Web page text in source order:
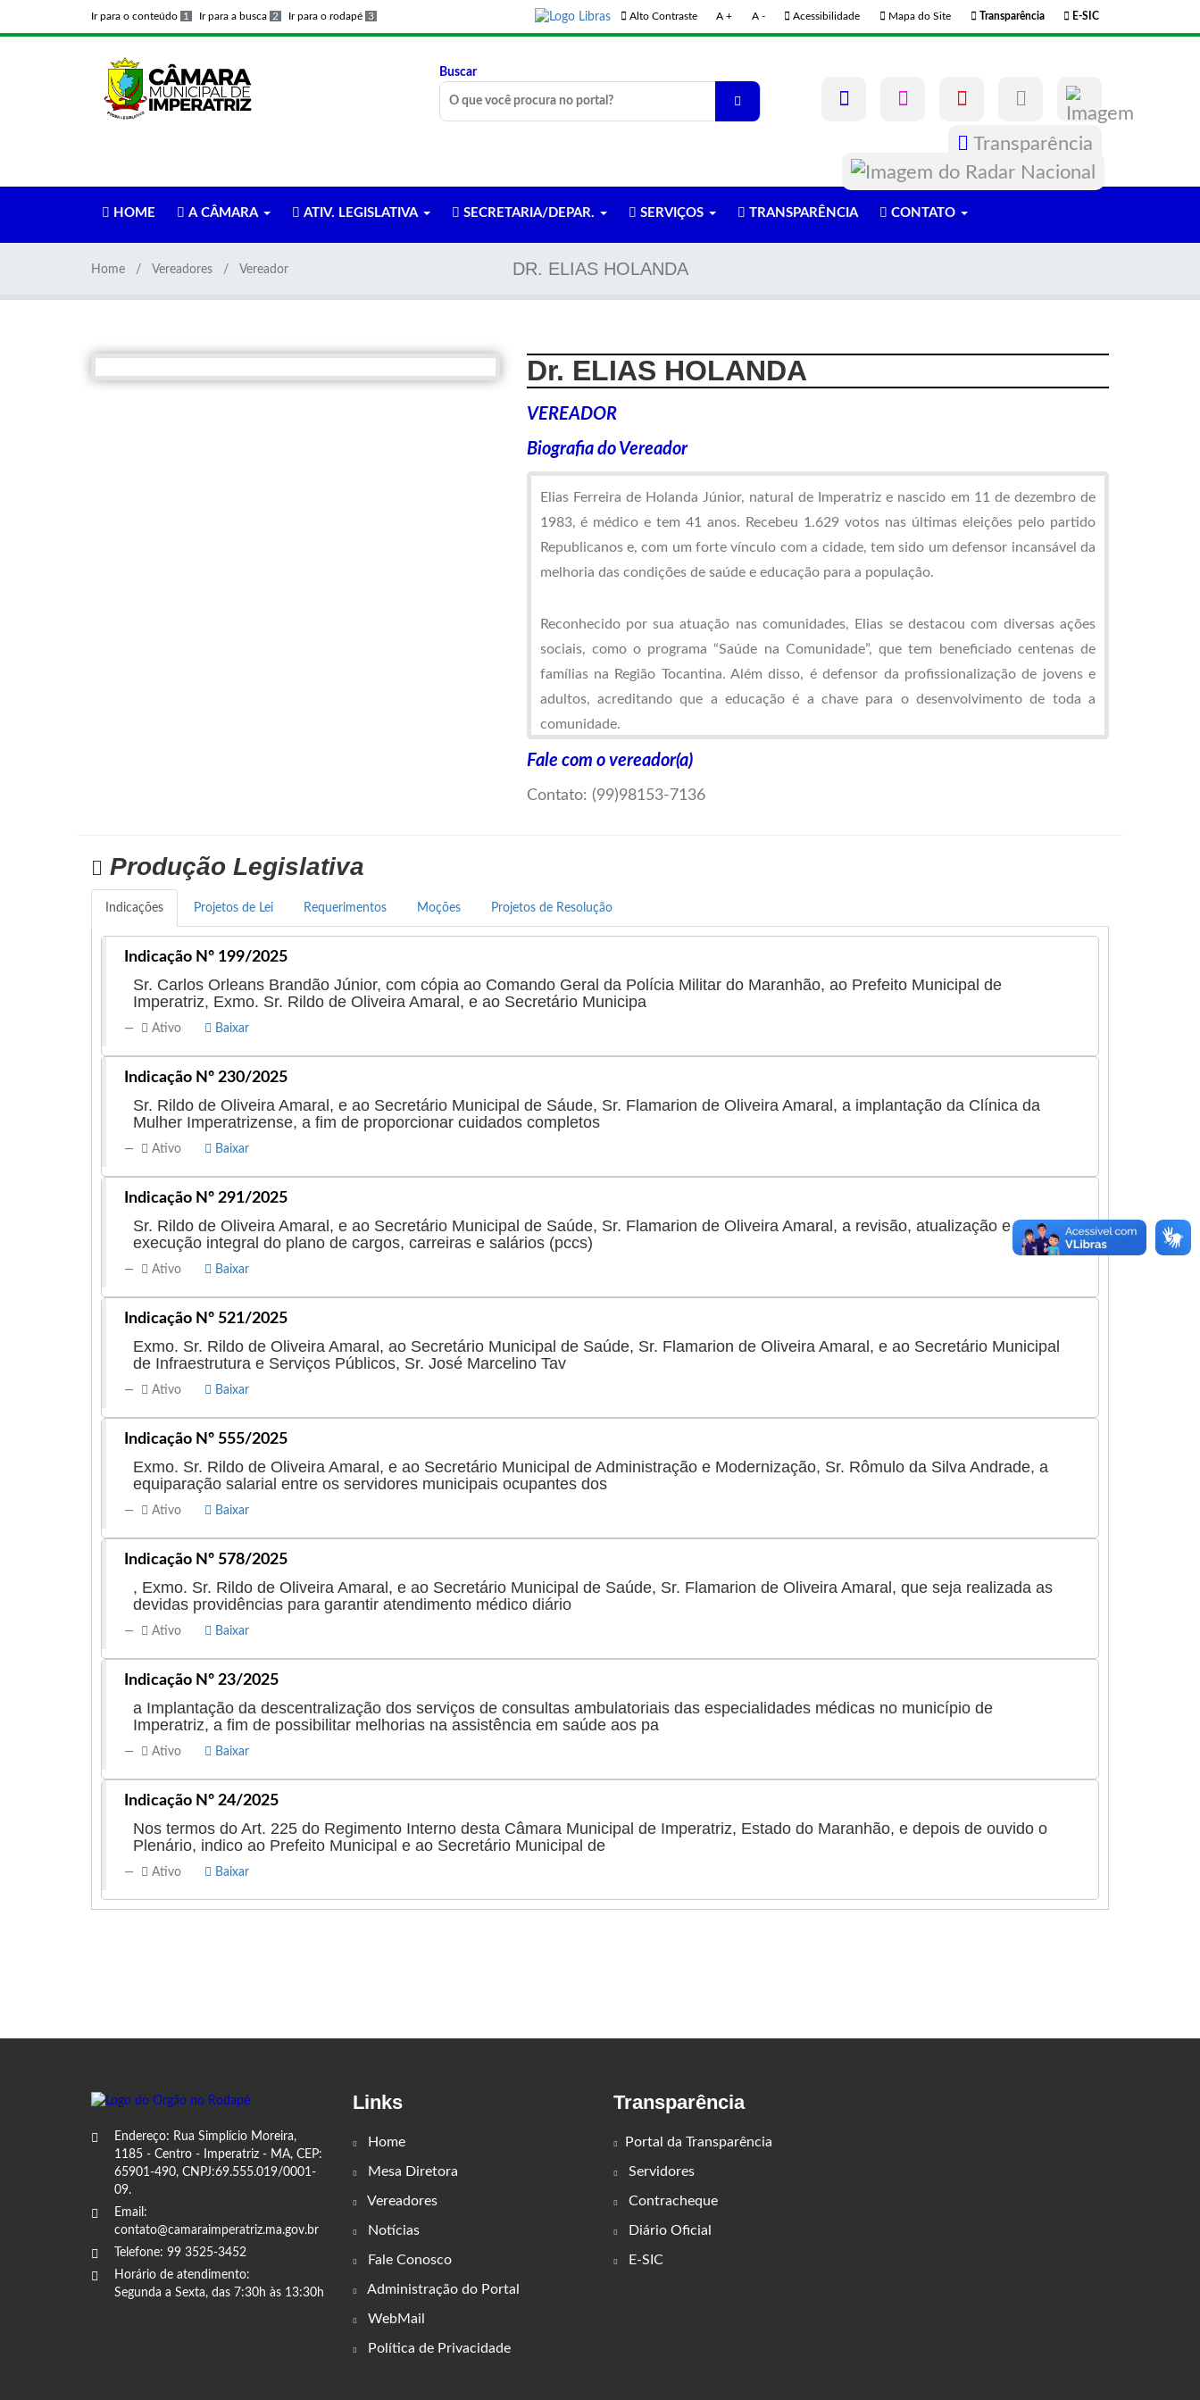
Ir para o conteúdo 1 Ir para a busca 2 Ir para o rodapé 3 Alto Contraste A + A - Acessibilidade Mapa do Site Transparência E-SIC
Buscar
Transparência
HOME A CÂMARA ATIV. LEGISLATIVA SECRETARIA/DEPAR. SERVIÇOS TRANSPARÊNCIA CONTATO
DR. ELIAS HOLANDA
Home Vereadores Vereador
Dr. ELIAS HOLANDA
VEREADOR
Biografia do Vereador
Elias Ferreira de Holanda Júnior, natural de Imperatriz e nascido em 11 de dezembro de
1983, é médico e tem 41 anos. Recebeu 1.629 votos nas últimas eleições pelo partido
Republicanos e, com um forte vínculo com a cidade, tem sido um defensor incansável da
melhoria das condições de saúde e educação para a população.
Reconhecido por sua atuação nas comunidades, Elias se destacou com diversas ações
sociais, como o programa “Saúde na Comunidade”, que tem beneficiado centenas de
famílias na Região Tocantina. Além disso, é defensor da profissionalização de jovens e
adultos, acreditando que a educação é a chave para o desenvolvimento de toda a
comunidade.
apoio de um grupo político forte e consolidado em vários municípios, o que amplia sua
(99)98153-7136
Redes Sociais:
Fale com o vereador(a)
Contato: (99)98153-7136
Produção Legislativa
Indicações Projetos de Lei Requerimentos Moções Projetos de Resolução
Indicação Nº 199/2025
Sr. Carlos Orleans Brandão Júnior, com cópia ao Comando Geral da Polícia Militar do Maranhão, ao Prefeito Municipal de
Imperatriz, Exmo. Sr. Rildo de Oliveira Amaral, e ao Secretário Municipa
Ativo Baixar
Indicação Nº 230/2025
Sr. Rildo de Oliveira Amaral, e ao Secretário Municipal de Sáude, Sr. Flamarion de Oliveira Amaral, a implantação da Clínica da
Mulher Imperatrizense, a fim de proporcionar cuidados completos
Ativo Baixar
Indicação Nº 291/2025
Sr. Rildo de Oliveira Amaral, e ao Secretário Municipal de Saúde, Sr. Flamarion de Oliveira Amaral, a revisão, atualização e
execução integral do plano de cargos, carreiras e salários (pccs)
Ativo Baixar
Indicação Nº 521/2025
Exmo. Sr. Rildo de Oliveira Amaral, ao Secretário Municipal de Saúde, Sr. Flamarion de Oliveira Amaral, e ao Secretário Municipal
de Infraestrutura e Serviços Públicos, Sr. José Marcelino Tav
Ativo Baixar
Indicação Nº 555/2025
Exmo. Sr. Rildo de Oliveira Amaral, e ao Secretário Municipal de Administração e Modernização, Sr. Rômulo da Silva Andrade, a
equiparação salarial entre os servidores municipais ocupantes dos
Ativo Baixar
Indicação Nº 578/2025
, Exmo. Sr. Rildo de Oliveira Amaral, e ao Secretário Municipal de Saúde, Sr. Flamarion de Oliveira Amaral, que seja realizada as
devidas providências para garantir atendimento médico diário
Ativo Baixar
Indicação Nº 23/2025
a Implantação da descentralização dos serviços de consultas ambulatoriais das especialidades médicas no município de
Imperatriz, a fim de possibilitar melhorias na assistência em saúde aos pa
Ativo Baixar
Indicação Nº 24/2025
Nos termos do Art. 225 do Regimento Interno desta Câmara Municipal de Imperatriz, Estado do Maranhão, e depois de ouvido o
Plenário, indico ao Prefeito Municipal e ao Secretário Municipal de
Ativo Baixar
Endereço: Rua Simplício Moreira,
1185 - Centro - Imperatriz - MA, CEP:
65901-490, CNPJ:69.555.019/0001-
09.
Email:
contato@camaraimperatriz.ma.gov.br
Telefone: 99 3525-3452
Horário de atendimento:
Segunda a Sexta, das 7:30h às 13:30h
Links
Home
Mesa Diretora
Vereadores
Notícias
Fale Conosco
Administração do Portal
WebMail
Política de Privacidade
Transparência
Portal da Transparência
Servidores
Contracheque
Diário Oficial
E-SIC